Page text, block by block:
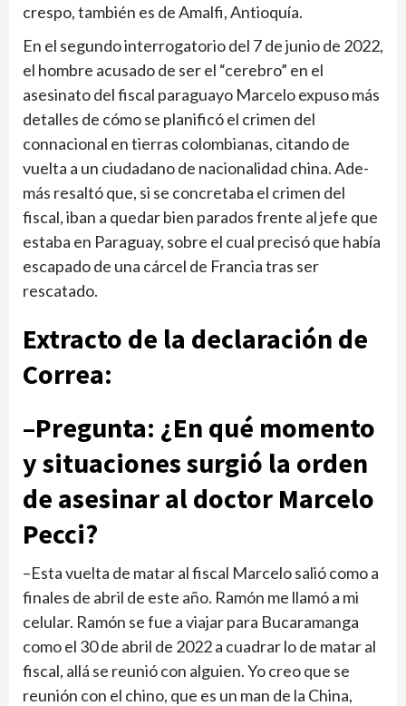
crespo, tam­bién es de Amalfi, Antio­quía.
En el segundo interrogato­rio del 7 de junio de 2022,
el hombre acusado de ser el “cerebro” en el
asesinato del fiscal paraguayo Mar­celo expuso más
detalles de cómo se planificó el cri­men del
connacional en tie­rras colombianas, citando de
vuelta a un ciudadano de nacionalidad china. Ade­
más resaltó que, si se con­cretaba el crimen del
fiscal, iban a quedar bien parados frente al jefe que
estaba en Paraguay, sobre el cual pre­cisó que había
escapado de una cárcel de Francia tras ser
rescatado.
Extracto de la declara­ción de
Correa:
–Pregunta: ¿En qué momento
y situaciones surgió la orden
de ase­sinar al doctor Marcelo
Pecci?
–Esta vuelta de matar al fiscal Marcelo salió como a
finales de abril de este año. Ramón me llamó a mi
celu­lar. Ramón se fue a viajar para Bucaramanga
como el 30 de abril de 2022 a cua­drar lo de matar al
fiscal, allá se reunió con alguien. Yo creo que se
reunión con el chino, que es un man de la China,